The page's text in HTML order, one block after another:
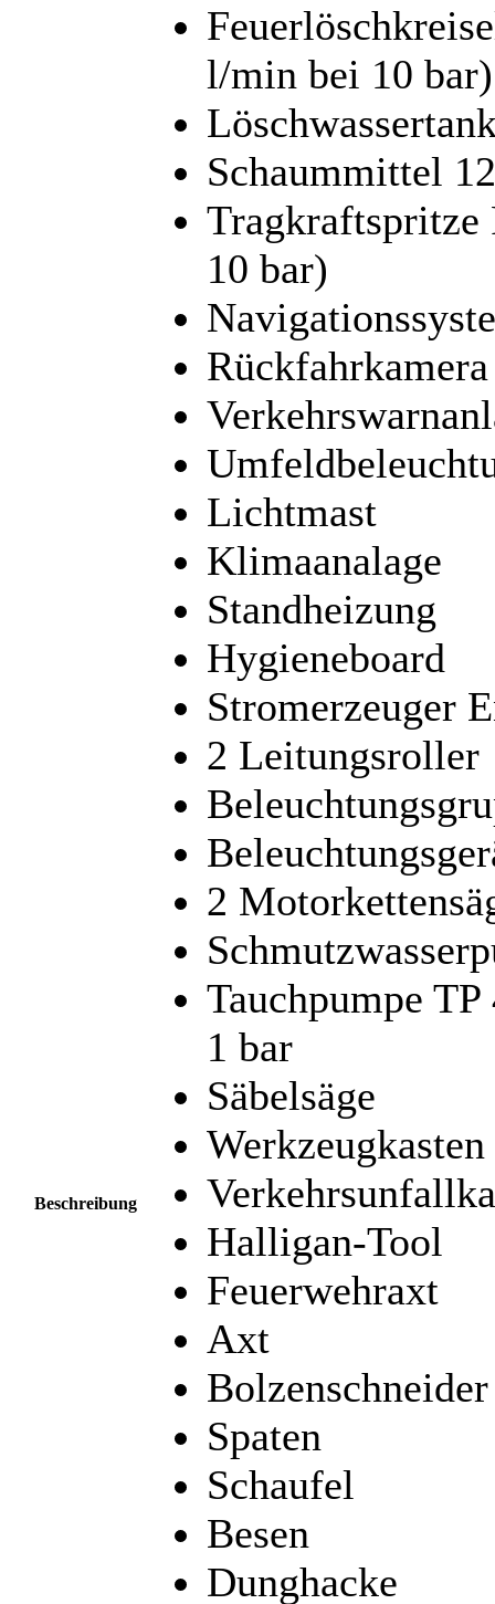
Beschreibung
l/min bei 10 bar)
Schaummittel
Tragkraftspritze
10 bar)
Rückfahrkamera
Lichtmast
Klimaanalage
Standheizung
Hygieneboard
Stromerzeuger
2 Leitungsroller
2
Tauchpumpe
1 bar
Säbelsäge
Werkzeugkasten
Halligan-Tool
Feuerwehraxt
Axt
Bolzenschneider
Spaten
Schaufel
Besen
Dunghacke